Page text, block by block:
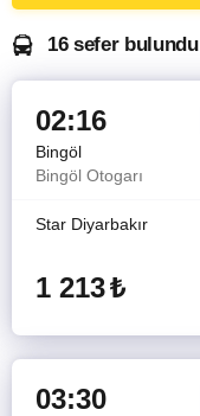
16 sefer bulundu
02:16
Bingöl
Bingöl Otogarı
Star Diyarbakır
1 213₺
03:30